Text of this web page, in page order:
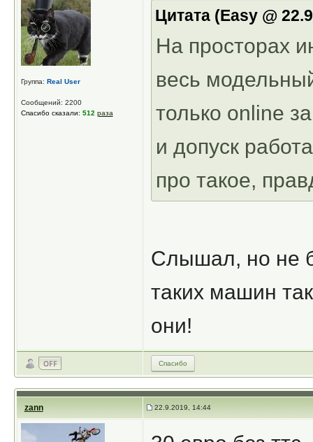
Группа: Real User
Сообщений: 2200
Спасибо сказали: 512 раза
Цитата (Easy @
На просторах
весь
только online
и допуск
про такое,
Слышал, но не
таких машин
они!
Спасибо
zann 22.9.2019, 14:44